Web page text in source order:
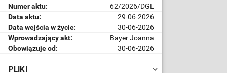
Numer aktu:
62/2026/DGL
Data aktu:
29-06-2026
Data wejścia w życie:
30-06-2026
Wprowadzający akt:
Bayer Joanna
Obowiązuje od:
30-06-2026
PLIKI